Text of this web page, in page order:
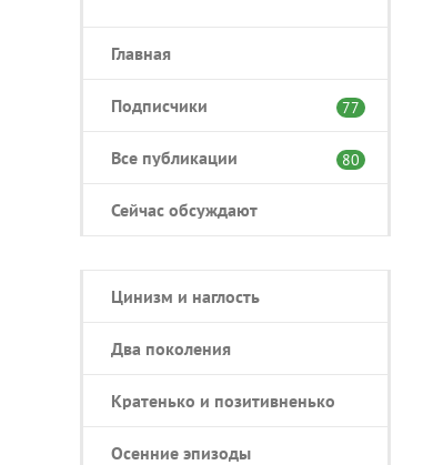
Главная
Подписчики 77
Все публикации 80
Сейчас обсуждают
Цинизм и наглость
Два поколения
Кратенько и позитивненько
Осенние эпизоды